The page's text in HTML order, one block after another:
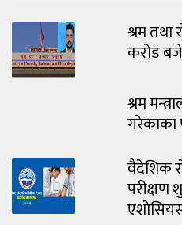
श्रम तथा
करोड
श्रम
गरेकाका
वैदेशिक
परीक्षण